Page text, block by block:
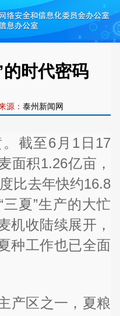
时代密码
源： 泰州新闻网
截至6月1日17
面积1.26亿亩，
比去年快约16.8
夏”生产的大忙
机收陆续展开，
种工作也已全面
产区之一，夏粮